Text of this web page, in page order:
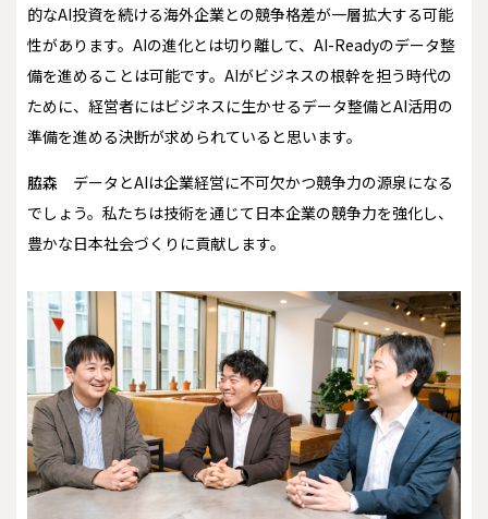
的なAI投資を続ける海外企業との競争格差が一層拡大する可能
性があります。AIの進化とは切り離して、AI-Readyのデータ整
備を進めることは可能です。AIがビジネスの根幹を担う時代の
ために、経営者にはビジネスに生かせるデータ整備とAI活用の
準備を進める決断が求められていると思います。
脇森
データとAIは企業経営に不可欠かつ競争力の源泉になる
でしょう。私たちは技術を通じて日本企業の競争力を強化し、
豊かな日本社会づくりに貢献します。